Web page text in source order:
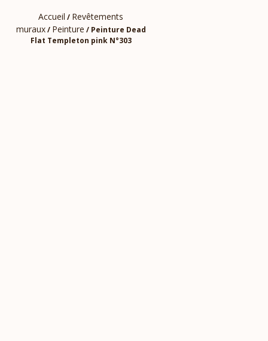
Accueil / Revêtements
muraux/ Peinture / Peinture Dead
Flat Templeton pink N°303